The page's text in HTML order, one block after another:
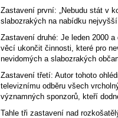
Zastavení první: „Nebudu stát v
slabozrakých na nabídku
Zastavení druhé: Je leden 2000
věcí ukončit činnosti, které pro
nevidomých a slabozrakých
Zastavení třetí: Autor tohoto
televiznímu odběru všech
významných sponzorů, kteří
Tahle tři zastavení nad